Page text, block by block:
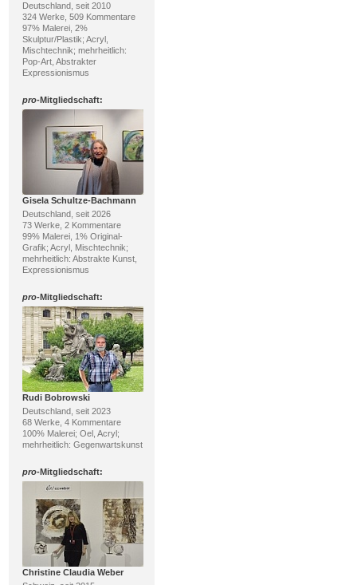
Deutschland, seit 2010
324 Werke, 509 Kommentare
97% Malerei, 2%
Skulptur/Plastik; Acryl,
Mischtechnik; mehrheitlich:
Pop-Art, Abstrakter
Expressionismus
pro-Mitgliedschaft:
Gisela Schultze-Bachmann
Deutschland, seit 2026
73 Werke, 2 Kommentare
99% Malerei, 1% Original-
Grafik; Acryl, Mischtechnik;
mehrheitlich: Abstrakte Kunst,
Expressionismus
pro-Mitgliedschaft:
Rudi Bobrowski
Deutschland, seit 2023
68 Werke, 4 Kommentare
100% Malerei; Oel, Acryl;
mehrheitlich: Gegenwartskunst
pro-Mitgliedschaft:
Christine Claudia Weber